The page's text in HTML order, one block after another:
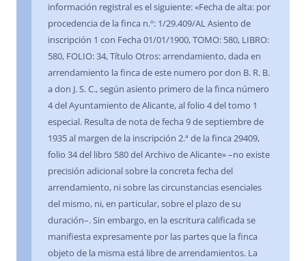
información registral es el siguiente: «Fecha de alta: por
procedencia de la finca n.º: 1/29.409/AL Asiento de
inscripción 1 con Fecha 01/01/1900, TOMO: 580, LIBRO:
580, FOLIO: 34, Título Otros: arrendamiento, dada en
arrendamiento la finca de este numero por don B. R. B.
a don J. S. C., según asiento primero de la finca número
4 del Ayuntamiento de Alicante, al folio 4 del tomo 1
especial. Resulta de nota de fecha 9 de septiembre de
1935 al margen de la inscripción 2.ª de la finca 29409,
folio 34 del libro 580 del Archivo de Alicante» –no existe
precisión adicional sobre la concreta fecha del
arrendamiento, ni sobre las circunstancias esenciales
del mismo, ni, en particular, sobre el plazo de su
duración–. Sin embargo, en la escritura calificada se
manifiesta expresamente por las partes que la finca
objeto de la misma está libre de arrendamientos. La